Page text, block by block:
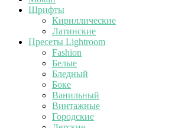
Шрифты
Кириллические
Латинские
Пресеты Lightroom
Fashion
Белые
Бледный
Боке
Ванильный
Винтажные
Городские